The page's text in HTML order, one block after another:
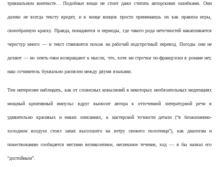
тривиальном контексте... Подобные вещи не стоит даже считать авторскими ошибками. Они
далеко не всегда тексту вредят, и в конце концов просто принимаешь их как правила игры,
своеобразную краску. Правда, попадаются и периоды, где такого рода неточностей накапливается
чересчур много — и текст становится похож на рабочий подстрочный перевод. Погоды они не
делают — но опять-таки возвращают к мысли, что, хотя ни строчки по-французски в романе нет,
наш сочинитель буквально распялен между двумя языками.
Тем интереснее наблюдать, как от словесных ковыляний в некоторых необязательных медитациях
мощный креативный импульс вдруг выносит автора к отточенной литературной речи в
удивительно красивых и емких описаниях, к мастерской точности детали (“в безжизненно-
холодном воздухе стоял запах высохшего на ветру свежего полотенца”), как диалогам и
повествованию сообщается местами великолепное, неспешное течение, ход — я бы назвал его
“достойным”.